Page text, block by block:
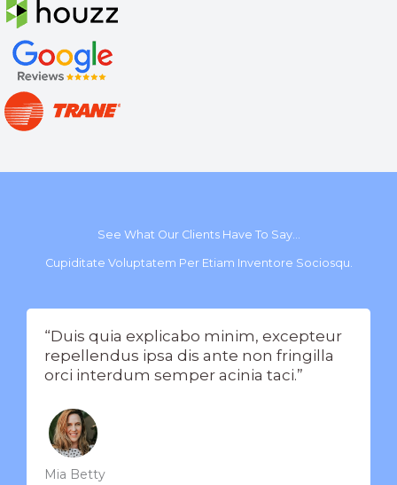
See What Our Clients Have To Say…​
Cupiditate Voluptatem Per Etiam Inventore Sociosqu.
“Duis quia explicabo minim, excepteur
repellendus ipsa dis ante non fringilla
orci interdum semper acinia taci.”
Mia Betty